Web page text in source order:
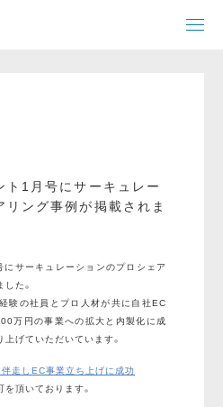
ト1月号にサーキュレー
ング事例が掲載されま
サーキュレーションのプロシェア
た。
験の社員とプロ人材が共に自社EC
万円の事業への拡大と内製化に成
げていただいています。
走しEC事業立ち上げに成功
頂いております。